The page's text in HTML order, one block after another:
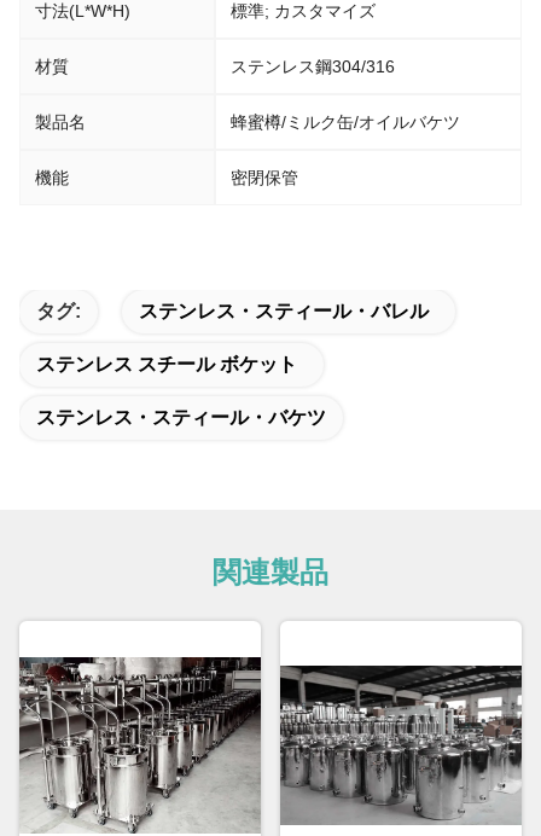
寸法(L*W*H) 標準; カスタマイズ
材質 ステンレス鋼304/316
製品名 蜂蜜樽/ミルク缶/オイルバケツ
機能 密閉保管
タグ: ステンレス・スティール・バレル
ステンレス スチール ボケット
ステンレス・スティール・バケツ
関連製品